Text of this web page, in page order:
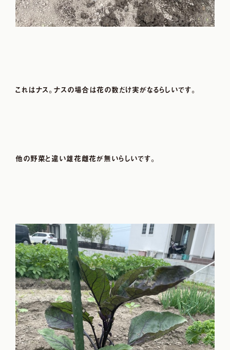
これはナス。ナスの場合は花の数だけ実がなるらしいです。
他の野菜と違い雄花雌花が無いらしいです。